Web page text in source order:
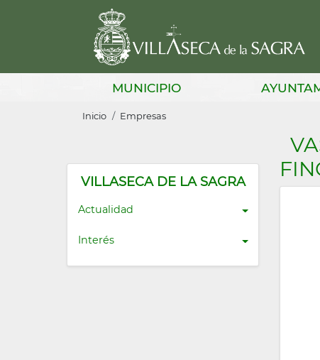
MUNICIPIO
Sobrescribir
de
ayuda
a
la
Inicio Empresas
VILLASECA DE LA SAGRA
Actualidad
Interés